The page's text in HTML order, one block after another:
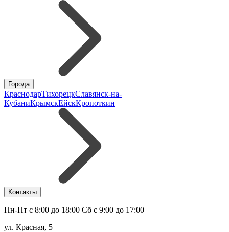
Города
КраснодарТихорецкСлавянск-на-
КубаниКрымскЕйскКропоткин
Контакты
Пн-Пт с 8:00 до 18:00 Сб с 9:00 до 17:00
ул. Красная, 5